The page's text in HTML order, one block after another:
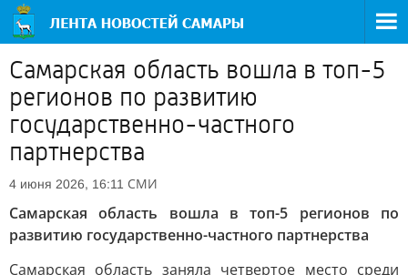
Самарская область вошла в топ-5
регионов по развитию
государственно-частного
партнерства
4 июня 2026, 16:11 СМИ
Самарская область вошла в топ-5 регионов по
развитию государственно-частного партнерства
Самарская область заняла четвертое место среди